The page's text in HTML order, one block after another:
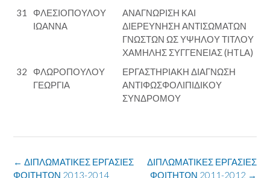
31
ΦΛΕΣΙΟΠΟΥΛΟΥ
ΙΩΑΝΝΑ
ΑΝΑΓΝΩΡΙΣΗ ΚΑΙ
ΔΙΕΡΕΥΝΗΣΗ ΑΝΤΙΣΩΜΑΤΩΝ
ΓΝΩΣΤΩΝ ΩΣ ΥΨΗΛΟΥ ΤΙΤΛΟΥ
ΧΑΜΗΛΗΣ ΣΥΓΓΕΝΕΙΑΣ (HTLA)
32
ΦΛΩΡΟΠΟΥΛΟΥ
ΓΕΩΡΓΙΑ
ΕΡΓΑΣΤΗΡΙΑΚΗ ΔΙΑΓΝΩΣΗ
ΑΝΤΙΦΩΣΦΟΛΙΠΙΔΙΚΟΥ
ΣΥΝΔΡΟΜΟΥ
Post
navigation
ΔΙΠΛΩΜΑΤΙΚΕΣ ΕΡΓΑΣΙΕΣ
ΦΟΙΤΗΤΩΝ 2011-2012 →
← ΔΙΠΛΩΜΑΤΙΚΕΣ ΕΡΓΑΣΙΕΣ
ΦΟΙΤΗΤΩΝ 2013-2014